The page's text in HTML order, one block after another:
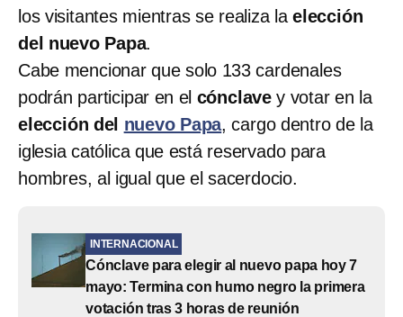
los visitantes mientras se realiza la elección
del nuevo Papa.
Cabe mencionar que solo 133 cardenales
podrán participar en el cónclave y votar en la
elección del nuevo Papa, cargo dentro de la
iglesia católica que está reservado para
hombres, al igual que el sacerdocio.
INTERNACIONAL
Cónclave para elegir al nuevo papa hoy 7
mayo: Termina con humo negro la primera
votación tras 3 horas de reunión